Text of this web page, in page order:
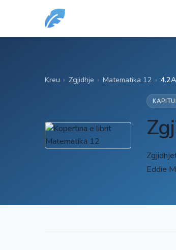
Kreu › Zgjidhje › Matematika 12 › 4.2A
Eddie